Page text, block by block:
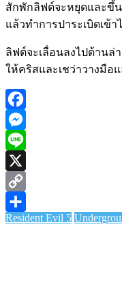
สักพักลิฟต์จะหยุดและขึ้
แล้วทำการปาระเบิดเข้
ลิฟต์จะเลื่อนลงไปด้านล่
ให้คริสและเชว่าวางมือ
Facebook
Messenger
Line
X
Copy
Link
Share
Resident Evil 5